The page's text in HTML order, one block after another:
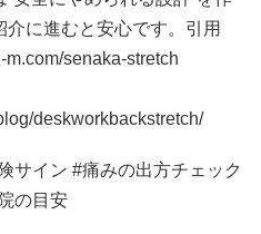
に進むと安心です。引用
senaka-stretch
deskworkbackstretch/
サイン #痛みの出方チェック
の目安